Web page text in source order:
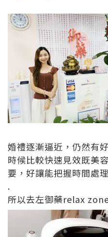
婚禮逐漸逼近，仍然有
時候比較快速見效既美
要，好讓能把握時間處
.
所以去左御藥relax